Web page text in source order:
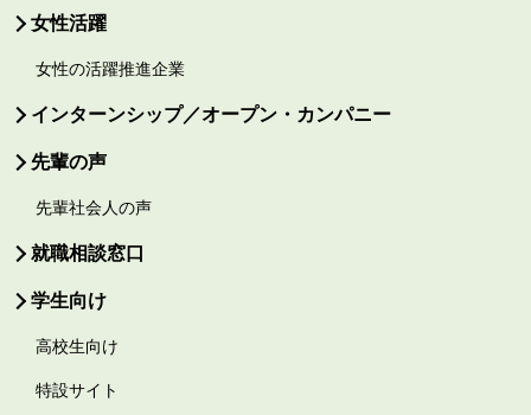
女性活躍
女性の活躍推進企業
インターンシップ／オープン・カンパニー
先輩の声
先輩社会人の声
就職相談窓口
学生向け
高校生向け
特設サイト